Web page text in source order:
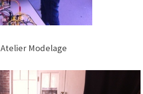
Atelier Modelage